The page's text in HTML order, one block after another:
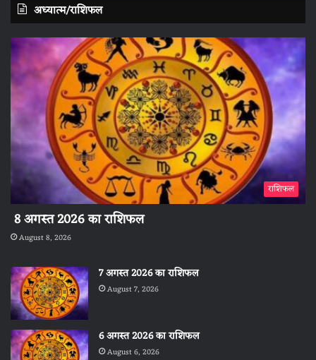
अध्यात्म/राशिफल
राशिफल
8 अगस्त 2026 का राशिफल
August 8, 2026
7 अगस्त 2026 का राशिफल
August 7, 2026
6 अगस्त 2026 का राशिफल
August 6, 2026